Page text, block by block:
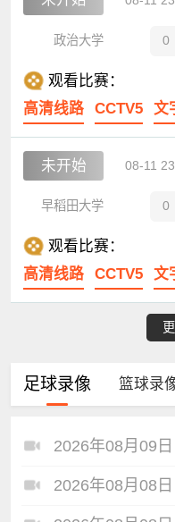
政治大学 0
观看比赛：
高清线路
CCTV5 文
未开始 08-11
早稻田大学 0
观看比赛：
高清线路
CCTV5 文
足球录像 篮球录